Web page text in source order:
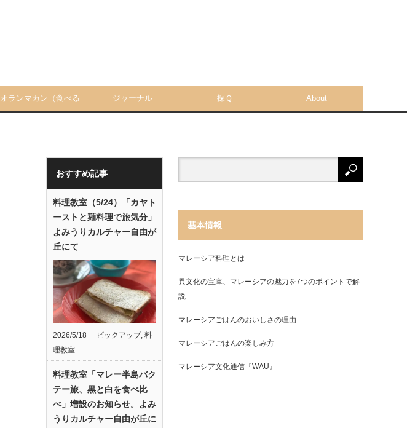
オランマカン（食べる ジャーナル 探Ｑ About
おすすめ記事
料理教室（5/24）「カヤト
ーストと麺料理で旅気分」
よみうりカルチャー自由が
丘にて
2026/5/18 ピックアップ, 料
理教室
料理教室「マレー半島バク
テー旅、黒と白を食べ比
べ」増設のお知らせ。よみ
うりカルチャー自由が丘に
基本情報
マレーシア料理とは
異文化の宝庫、マレーシアの魅力を7つのポイントで解
説
マレーシアごはんのおいしさの理由
マレーシアごはんの楽しみ方
マレーシア文化通信『WAU』